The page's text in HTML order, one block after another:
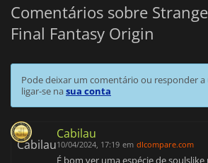
Comentários sobre
Final Fantasy Origin
Pode deixar um comentário ou responder a
ligar-se nasua conta
Cabilau
10/04/2024, 17:19 em dlcompare.com
É bom ver uma espécie de